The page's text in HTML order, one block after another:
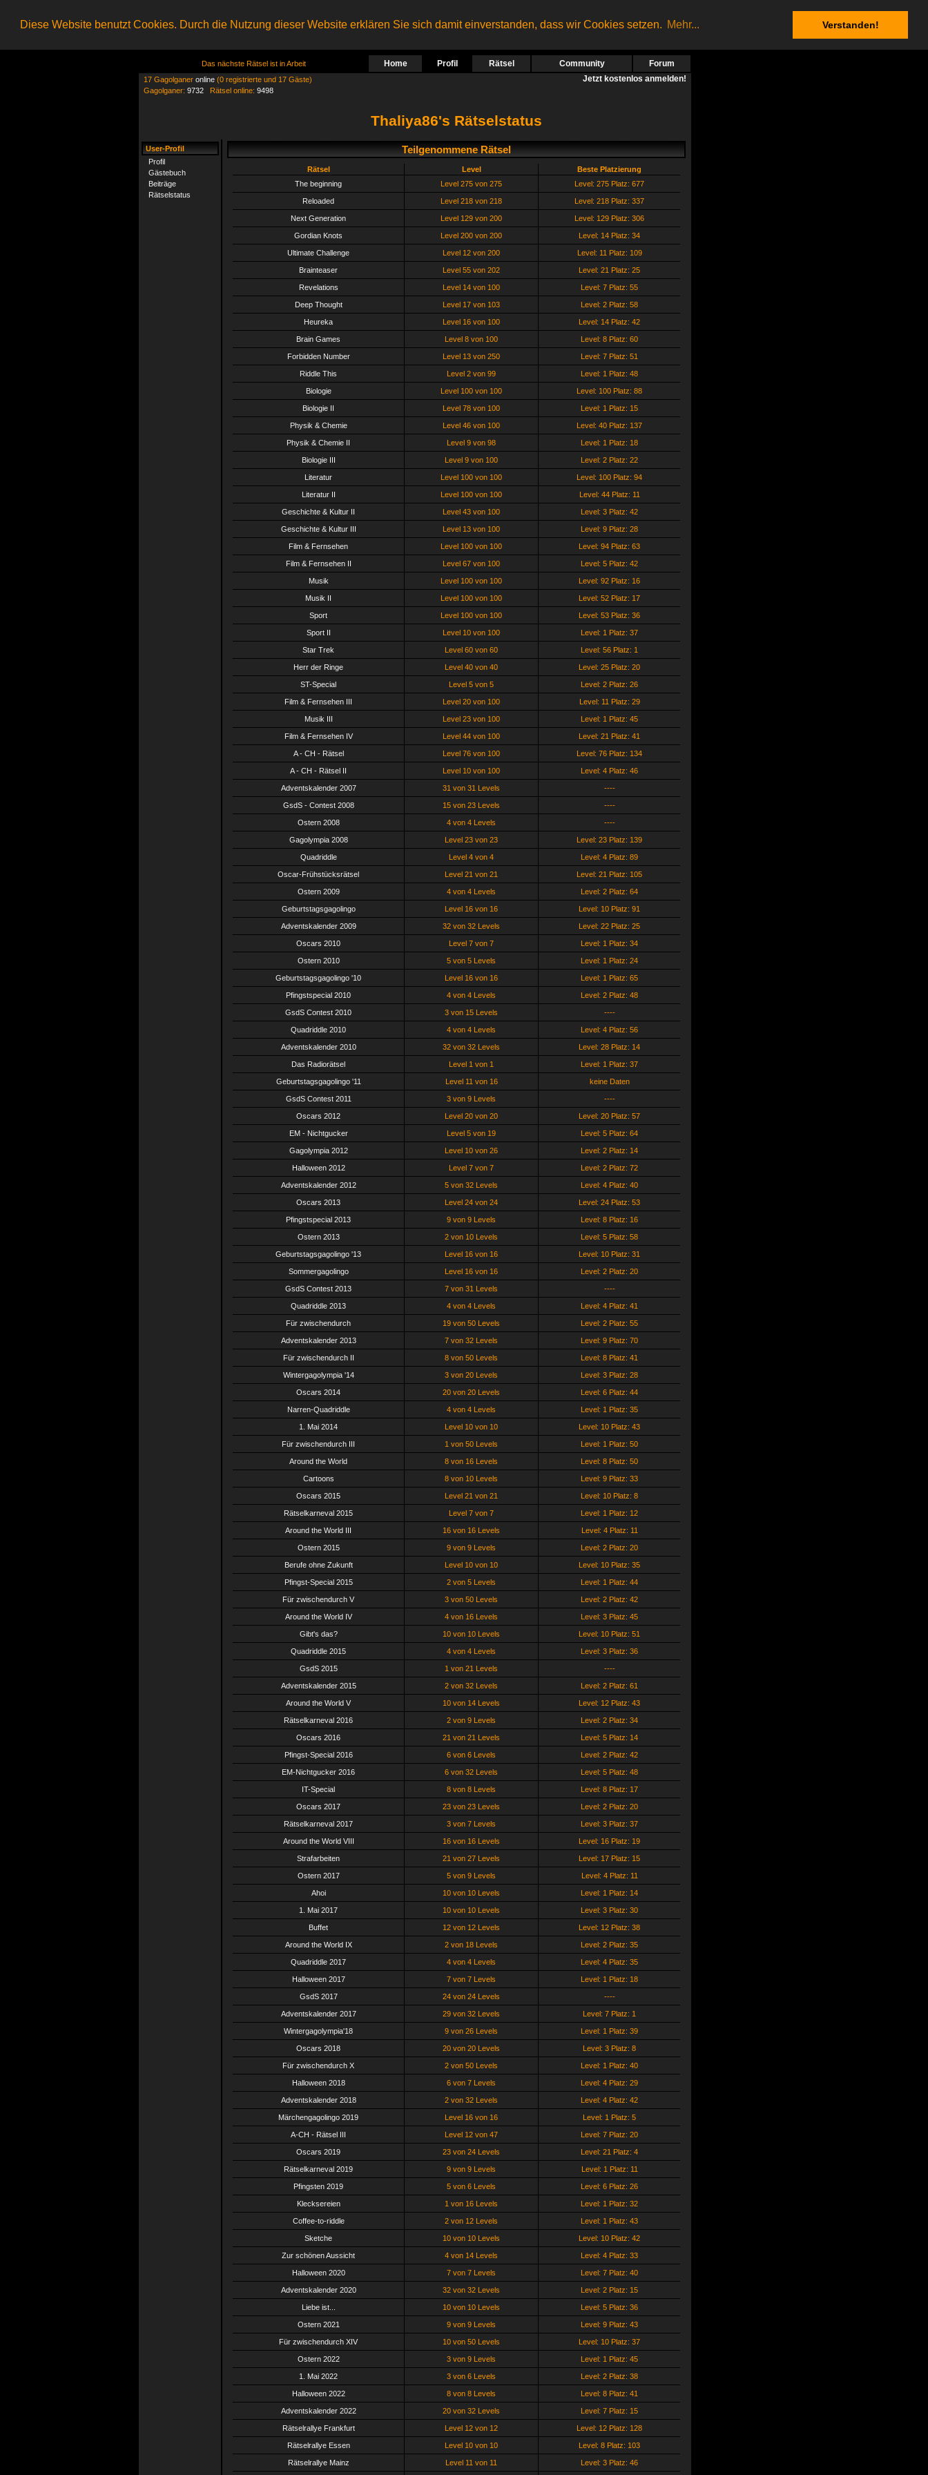
Diese Website benutzt Cookies. Durch die Nutzung dieser Website erklären Sie sich damit einverstanden, dass wir Cookies setzen. Mehr... Verstanden!
Das nächste Rätsel ist in Arbeit Home Profil Rätsel Community Forum
17 Gagolganer online (0 registrierte und 17 Gäste)
Gagolganer: 9732 Rätsel online: 9498
Jetzt kostenlos anmelden!
Thaliya86's Rätselstatus
User-Profil
Profil
Gästebuch
Beiträge
Rätselstatus
Teilgenommene Rätsel
Rätsel Level
Beste Platzierung
The beginning
Level 275 von 275 Level: 275 Platz: 677
Reloaded Level 218 von 218 Level: 218 Platz: 337
Next Generation Level 129 von 200 Level: 129 Platz: 306
Gordian Knots Level 200 von 200 Level: 14 Platz: 34
Ultimate Challenge Level 12 von 200 Level: 11 Platz: 109
Brainteaser Level 55 von 202 Level: 21 Platz: 25
Revelations Level 14 von 100 Level: 7 Platz: 55
Deep Thought Level 17 von 103 Level: 2 Platz: 58
Heureka Level 16 von 100 Level: 14 Platz: 42
Brain Games Level 8 von 100 Level: 8 Platz: 60
Forbidden Number Level 13 von 250 Level: 7 Platz: 51
Riddle This Level 2 von 99 Level: 1 Platz: 48
Biologie Level 100 von 100 Level: 100 Platz: 88
Biologie II Level 78 von 100 Level: 1 Platz: 15
Physik & Chemie Level 46 von 100 Level: 40 Platz: 137
Physik & Chemie II Level 9 von 98 Level: 1 Platz: 18
Biologie III Level 9 von 100 Level: 2 Platz: 22
Literatur Level 100 von 100 Level: 100 Platz: 94
Literatur II Level 100 von 100 Level: 44 Platz: 11
Geschichte & Kultur II Level 43 von 100 Level: 3 Platz: 42
Geschichte & Kultur III Level 13 von 100 Level: 9 Platz: 28
Film & Fernsehen Level 100 von 100 Level: 94 Platz: 63
Film & Fernsehen II Level 67 von 100 Level: 5 Platz: 42
Musik Level 100 von 100 Level: 92 Platz: 16
Musik II Level 100 von 100 Level: 52 Platz: 17
Sport Level 100 von 100 Level: 53 Platz: 36
Sport II Level 10 von 100 Level: 1 Platz: 37
Star Trek Level 60 von 60 Level: 56 Platz: 1
Herr der Ringe Level 40 von 40 Level: 25 Platz: 20
ST-Special Level 5 von 5 Level: 2 Platz: 26
Film & Fernsehen III Level 20 von 100 Level: 11 Platz: 29
Musik III Level 23 von 100 Level: 1 Platz: 45
Film & Fernsehen IV Level 44 von 100 Level: 21 Platz: 41
A - CH - Rätsel Level 76 von 100 Level: 76 Platz: 134
A - CH - Rätsel II Level 10 von 100 Level: 4 Platz: 46
Adventskalender 2007 31 von 31 Levels ----
GsdS - Contest 2008 15 von 23 Levels ----
Ostern 2008 4 von 4 Levels ----
Gagolympia 2008 Level 23 von 23 Level: 23 Platz: 139
Quadriddle Level 4 von 4 Level: 4 Platz: 89
Oscar-Frühstücksrätsel Level 21 von 21 Level: 21 Platz: 105
Ostern 2009 4 von 4 Levels Level: 2 Platz: 64
Geburtstagsgagolingo Level 16 von 16 Level: 10 Platz: 91
Adventskalender 2009 32 von 32 Levels Level: 22 Platz: 25
Oscars 2010 Level 7 von 7 Level: 1 Platz: 34
Ostern 2010 5 von 5 Levels Level: 1 Platz: 24
Geburtstagsgagolingo '10 Level 16 von 16 Level: 1 Platz: 65
Pfingstspecial 2010 4 von 4 Levels Level: 2 Platz: 48
GsdS Contest 2010 3 von 15 Levels ----
Quadriddle 2010 4 von 4 Levels Level: 4 Platz: 56
Adventskalender 2010 32 von 32 Levels Level: 28 Platz: 14
Das Radiorätsel Level 1 von 1 Level: 1 Platz: 37
Geburtstagsgagolingo '11 Level 11 von 16 keine Daten
GsdS Contest 2011 3 von 9 Levels ----
Oscars 2012 Level 20 von 20 Level: 20 Platz: 57
EM - Nichtgucker Level 5 von 19 Level: 5 Platz: 64
Gagolympia 2012 Level 10 von 26 Level: 2 Platz: 14
Halloween 2012 Level 7 von 7 Level: 2 Platz: 72
Adventskalender 2012 5 von 32 Levels Level: 4 Platz: 40
Oscars 2013 Level 24 von 24 Level: 24 Platz: 53
Pfingstspecial 2013 9 von 9 Levels Level: 8 Platz: 16
Ostern 2013 2 von 10 Levels Level: 5 Platz: 58
Geburtstagsgagolingo '13 Level 16 von 16 Level: 10 Platz: 31
Sommergagolingo Level 16 von 16 Level: 2 Platz: 20
GsdS Contest 2013 7 von 31 Levels ----
Quadriddle 2013 4 von 4 Levels Level: 4 Platz: 41
Für zwischendurch 19 von 50 Levels Level: 2 Platz: 55
Adventskalender 2013 7 von 32 Levels Level: 9 Platz: 70
Für zwischendurch II 8 von 50 Levels Level: 8 Platz: 41
Wintergagolympia '14 3 von 20 Levels Level: 3 Platz: 28
Oscars 2014 20 von 20 Levels Level: 6 Platz: 44
Narren-Quadriddle 4 von 4 Levels Level: 1 Platz: 35
1. Mai 2014 Level 10 von 10 Level: 10 Platz: 43
Für zwischendurch III 1 von 50 Levels Level: 1 Platz: 50
Around the World 8 von 16 Levels Level: 8 Platz: 50
Cartoons 8 von 10 Levels Level: 9 Platz: 33
Oscars 2015 Level 21 von 21 Level: 10 Platz: 8
Rätselkarneval 2015 Level 7 von 7 Level: 1 Platz: 12
Around the World III 16 von 16 Levels Level: 4 Platz: 11
Ostern 2015 9 von 9 Levels Level: 2 Platz: 20
Berufe ohne Zukunft Level 10 von 10 Level: 10 Platz: 35
Pfingst-Special 2015 2 von 5 Levels Level: 1 Platz: 44
Für zwischendurch V 3 von 50 Levels Level: 2 Platz: 42
Around the World IV 4 von 16 Levels Level: 3 Platz: 45
Gibt's das? 10 von 10 Levels Level: 10 Platz: 51
Quadriddle 2015 4 von 4 Levels Level: 3 Platz: 36
GsdS 2015 1 von 21 Levels ----
Adventskalender 2015 2 von 32 Levels Level: 2 Platz: 61
Around the World V 10 von 14 Levels Level: 12 Platz: 43
Rätselkarneval 2016 2 von 9 Levels Level: 2 Platz: 34
Oscars 2016 21 von 21 Levels Level: 5 Platz: 14
Pfingst-Special 2016 6 von 6 Levels Level: 2 Platz: 42
EM-Nichtgucker 2016 6 von 32 Levels Level: 5 Platz: 48
IT-Special 8 von 8 Levels Level: 8 Platz: 17
Oscars 2017 23 von 23 Levels Level: 2 Platz: 20
Rätselkarneval 2017 3 von 7 Levels Level: 3 Platz: 37
Around the World VIII 16 von 16 Levels Level: 16 Platz: 19
Strafarbeiten 21 von 27 Levels Level: 17 Platz: 15
Ostern 2017 5 von 9 Levels Level: 4 Platz: 11
Ahoi 10 von 10 Levels Level: 1 Platz: 14
1. Mai 2017 10 von 10 Levels Level: 3 Platz: 30
Buffet 12 von 12 Levels Level: 12 Platz: 38
Around the World IX 2 von 18 Levels Level: 2 Platz: 35
Quadriddle 2017 4 von 4 Levels Level: 4 Platz: 35
Halloween 2017 7 von 7 Levels Level: 1 Platz: 18
GsdS 2017 24 von 24 Levels ----
Adventskalender 2017 29 von 32 Levels Level: 7 Platz: 1
Wintergagolympia'18 9 von 26 Levels Level: 1 Platz: 39
Oscars 2018 20 von 20 Levels Level: 3 Platz: 8
Für zwischendurch X 2 von 50 Levels Level: 1 Platz: 40
Halloween 2018 6 von 7 Levels Level: 4 Platz: 29
Adventskalender 2018 2 von 32 Levels Level: 4 Platz: 42
Märchengagolingo 2019 Level 16 von 16 Level: 1 Platz: 5
A-CH - Rätsel III Level 12 von 47 Level: 7 Platz: 20
Oscars 2019 23 von 24 Levels Level: 21 Platz: 4
Rätselkarneval 2019 9 von 9 Levels Level: 1 Platz: 11
Pfingsten 2019 5 von 6 Levels Level: 6 Platz: 26
Klecksereien 1 von 16 Levels Level: 1 Platz: 32
Coffee-to-riddle 2 von 12 Levels Level: 1 Platz: 43
Sketche 10 von 10 Levels Level: 10 Platz: 42
Zur schönen Aussicht 4 von 14 Levels Level: 4 Platz: 33
Halloween 2020 7 von 7 Levels Level: 7 Platz: 40
Adventskalender 2020 32 von 32 Levels Level: 2 Platz: 15
Liebe ist... 10 von 10 Levels Level: 5 Platz: 36
Ostern 2021 9 von 9 Levels Level: 9 Platz: 43
Für zwischendurch XIV 10 von 50 Levels Level: 10 Platz: 37
Ostern 2022 3 von 9 Levels Level: 1 Platz: 45
1. Mai 2022 3 von 6 Levels Level: 2 Platz: 38
Halloween 2022 8 von 8 Levels Level: 8 Platz: 41
Adventskalender 2022 20 von 32 Levels Level: 7 Platz: 15
Rätselrallye Frankfurt Level 12 von 12 Level: 12 Platz: 128
Rätselrallye Essen Level 10 von 10 Level: 8 Platz: 103
Rätselrallye Mainz Level 11 von 11 Level: 3 Platz: 46